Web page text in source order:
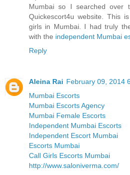
Mumbai so I searched over
Quickescort4u website. This
girls in Mumbai. I had truly
with the independent Mumbai
Reply
Aleina Rai February 09, 2014
Mumbai Escorts
Mumbai Escorts Agency
Mumbai Female Escorts
Independent Mumbai Escorts
Independent Escort Mumbai
Escorts Mumbai
Call Girls Escorts Mumbai
http://www.saloniverma.com/